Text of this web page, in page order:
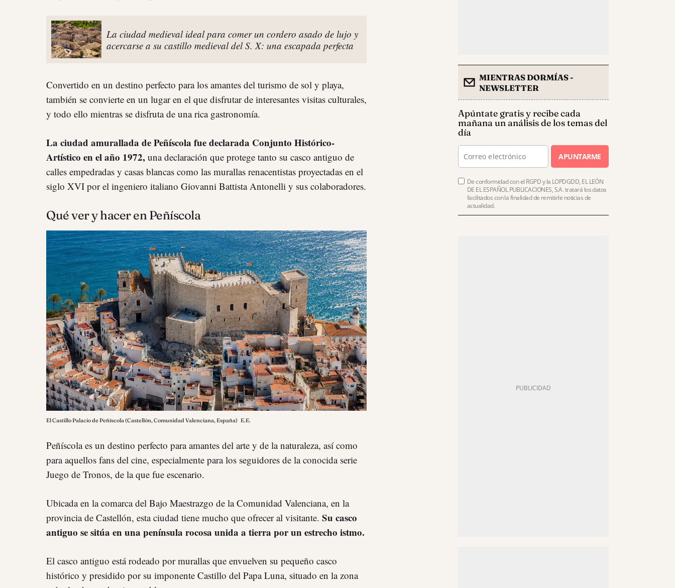
La ciudad medieval ideal para comer un cordero asado de lujo y
acercarse a su castillo medieval del S. X: una escapada perfecta
Convertido en un destino perfecto para los amantes del turismo de sol y playa,
también se convierte en un lugar en el que disfrutar de interesantes visitas culturales,
y todo ello mientras se disfruta de una rica gastronomía.
La ciudad amurallada de Peñíscola fue declarada Conjunto Histórico-
Artístico en el año 1972, una declaración que protege tanto su casco antiguo de
calles empedradas y casas blancas como las murallas renacentistas proyectadas en el
siglo XVI por el ingeniero italiano Giovanni Battista Antonelli y sus colaboradores.
Qué ver y hacer en Peñíscola
El Castillo Palacio de Peñíscola (Castellón, Comunidad Valenciana, España) E.E.
Peñíscola es un destino perfecto para amantes del arte y de la naturaleza, así como
para aquellos fans del cine, especialmente para los seguidores de la conocida serie
Juego de Tronos, de la que fue escenario.
Ubicada en la comarca del Bajo Maestrazgo de la Comunidad Valenciana, en la
provincia de Castellón, esta ciudad tiene mucho que ofrecer al visitante. Su casco
antiguo se sitúa en una península rocosa unida a tierra por un estrecho istmo.
El casco antiguo está rodeado por murallas que envuelven su pequeño casco
histórico y presidido por su imponente Castillo del Papa Luna, situado en la zona
MIENTRAS DORMÍAS -
NEWSLETTER
Apúntate gratis y recibe cada
mañana un análisis de los temas del
día
APUNTARME
De conformidad con el RGPD y la LOPDGDD, EL LEÓN
DE EL ESPAÑOL PUBLICACIONES, S.A. tratará los datos
facilitados con la finalidad de remitirle noticias de
actualidad.